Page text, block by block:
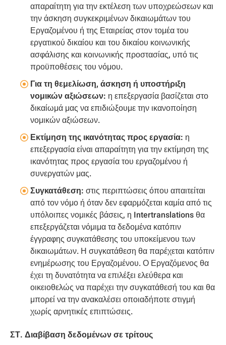
απαραίτητη για την εκτέλεση των υποχρεώσεων και
την άσκηση συγκεκριμένων δικαιωμάτων του
Εργαζομένου ή της Εταιρείας στον τομέα του
εργατικού δικαίου και του δικαίου κοινωνικής
ασφάλισης και κοινωνικής προστασίας, υπό τις
προϋποθέσεις του νόμου.
Για τη θεμελίωση, άσκηση ή υποστήριξη
νομικών αξιώσεων: η επεξεργασία βασίζεται στο
δικαίωμά μας να επιδιώξουμε την ικανοποίηση
νομικών αξιώσεων.
Εκτίμηση της ικανότητας προς εργασία: η
επεξεργασία είναι απαραίτητη για την εκτίμηση της
ικανότητας προς εργασία του εργαζομένου ή
συνεργατών μας.
Συγκατάθεση: στις περιπτώσεις όπου απαιτείται
από τον νόμο ή όταν δεν εφαρμόζεται καμία από τις
υπόλοιπες νομικές βάσεις, η Intertranslations θα
επεξεργάζεται νόμιμα τα δεδομένα κατόπιν
έγγραφης συγκατάθεσης του υποκείμενου των
δικαιωμάτων. Η συγκατάθεση θα παρέχεται κατόπιν
ενημέρωσης του Εργαζομένου. Ο Εργαζόμενος θα
έχει τη δυνατότητα να επιλέξει ελεύθερα και
οικειοθελώς να παρέχει την συγκατάθεσή του και θα
μπορεί να την ανακαλέσει οποιαδήποτε στιγμή
χωρίς αρνητικές επιπτώσεις.
ΣΤ. Διαβίβαση δεδομένων σε τρίτους